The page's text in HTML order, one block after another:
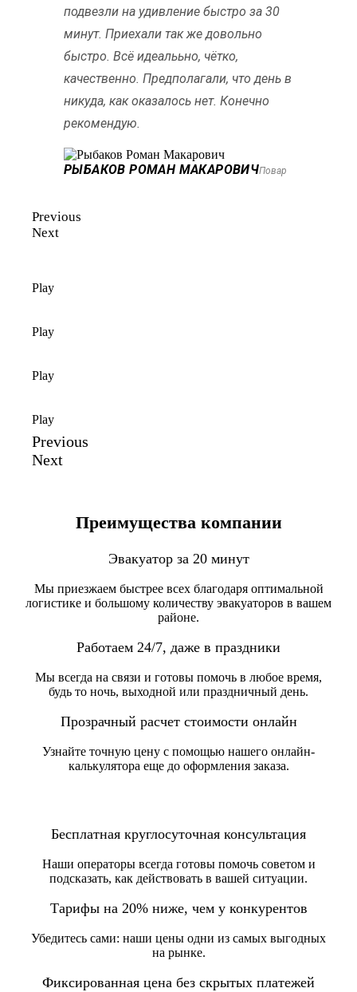
подвезли на удивление быстро за 30
минут. Приехали так же довольно
быстро. Всё идеалььно, чётко,
качественно. Предполагали, что день в
никуда, как оказалось нет. Конечно
рекомендую.
РЫБАКОВ РОМАН МАКАРОВИЧПовар
Previous
Next
Play
Play
Play
Play
Previous
Next
Преимущества компании
Эвакуатор за 20 минут
Мы приезжаем быстрее всех благодаря оптимальной
логистике и большому количеству эвакуаторов в вашем
районе.
Работаем 24/7, даже в праздники
Мы всегда на связи и готовы помочь в любое время,
будь то ночь, выходной или праздничный день.
Прозрачный расчет стоимости онлайн
Узнайте точную цену с помощью нашего онлайн-
калькулятора еще до оформления заказа.
Бесплатная круглосуточная консультация
Наши операторы всегда готовы помочь советом и
подсказать, как действовать в вашей ситуации.
Тарифы на 20% ниже, чем у конкурентов
Убедитесь сами: наши цены одни из самых выгодных
на рынке.
Фиксированная цена без скрытых платежей